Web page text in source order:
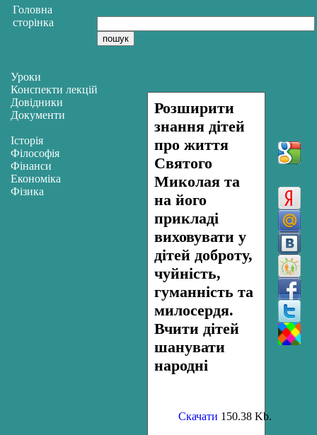
Розширити
знання дітей
про життя
Святого
Миколая та
на його
прикладі
виховувати у
дітей доброту,
чуйність,
гуманність та
милосердя.
Вчити дітей
шанувати
народні
Скачати 150.38 Kb.
Уроки
Конспекти лекцій
Довідники
Документи
Історія
Філософія
Фінанси
Економіка
Фізика
Головна
сторінка